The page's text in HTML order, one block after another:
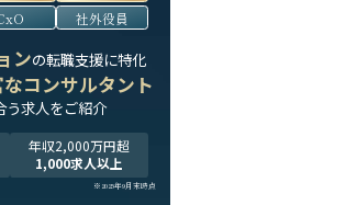
社外役員
ンの転職支援に特化
コンサルタント
う求人をご紹介
年収2,000万円超
1,000求人以上
※2025年9月末時点